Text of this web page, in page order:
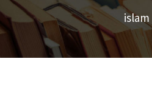
islam